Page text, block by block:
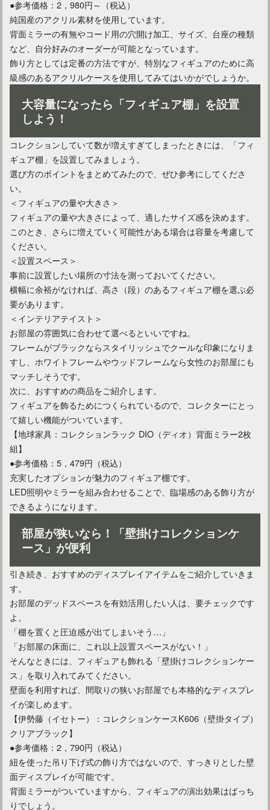
カントリーなお部屋を100均アイテムで仕上げるアイデア
カントリーなインテリアスタイルのお部屋に仕上げるコツ！
カントリー調のインテリアを作りたいならブログを参考に！
マンションの「玄関ポーチ」にインテリアを置いても大丈夫？
インテリア雑貨はプチプラで欲しい！便利な通販を活用しよう
インテリアは実例を参考に！リビングのコーディネートとは？
●参考価格：2，980円～（税込）
純国産のアクリル素材を使用しています。
背面ミラーの有無やコード用の穴開け加工、サイズ、台座の種類
など、自分好みのオーダーが可能となっています。
飾り方としては定番の方法ですが、特別なフィギュアのために高
級感のあるアクリルケースを使用してみてはいかがでしょうか。
大容量になったら「フィギュア棚」を設置
しよう！
コレクションしていて数が増えすぎてしまったときには、「フィ
ギュア棚」を設置してみましょう。
選び方のポイントをまとめてみたので、ぜひ参考にしてくださ
い。
＜フィギュアの量や大きさ＞
フィギュアの量や大きさによって、適したサイズ感を決めます。
このとき、さらに増えていく可能性がある場合は容量を考慮して
ください。
＜設置スペース＞
事前に設置したい場所の寸法を測っておいてください。
横幅に余裕がなければ、高さ（段）のあるフィギュア棚を選ぶ必
要があります。
＜インテリアテイスト＞
お部屋の雰囲気に合わせて選べるといいですね。
フレームがブラックならスタイリッシュでクールな印象になりま
すし、ホワイトフレームやウッドフレームなら女性のお部屋にも
マッチしそうです。
次に、おすすめの商品をご紹介します。
フィギュアを飾るためにつくられているので、コレクターにとっ
て嬉しい機能がついています。
【地球家具：コレクションラック DIO（ディオ）背面ミラー2枚
組】
●参考価格：5，479円（税込）
充実したオプションが魅力のフィギュア棚です。
LED照明やミラーを組み合わせることで、臨場感のある飾り方が
できるようになります。
部屋が狭いなら！「壁掛けコレクションケ
ース」が便利
引き続き、おすすめのディスプレイアイテムをご紹介していきま
す。
お部屋のデッドスペースを有効活用したい人は、要チェックです
よ。
「棚を置くと圧迫感が出てしまいそう…」
「お部屋の床面に、これ以上設置スペースがない！」
そんなときには、フィギュアも飾れる「壁掛けコレクションケー
ス」を取り入れてみてください。
壁面を利用すれば、間取りの狭いお部屋でも本格的なディスプレ
イが楽しめます。
【伊勢藤（イセトー）：コレクションケースK606（壁掛タイプ）
クリアブラック】
●参考価格：2，790円（税込）
紐を使った吊り下げ式の飾り方ではないので、すっきりとした壁
面ディスプレイが可能です。
背面ミラーがついていますから、フィギュアの演出効果はばっち
りでしょう。